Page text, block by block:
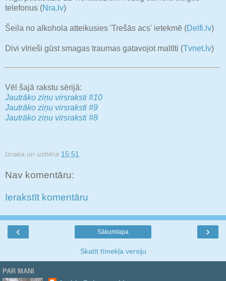
telefonus (Nra.lv)
Šeila no alkohola atteikusies 'Trešās acs' ietekmē (Delfi.lv)
Divi vīrieši gūst smagas traumas gatavojot maltīti (Tvnet.lv)
Vēl šajā rakstu sērijā:
Jautrāko ziņu virsraksti #10
Jautrāko ziņu virsraksti #9
Jautrāko ziņu virsraksti #8
Izraka un uzbēra 15:51
Nav komentāru:
Ierakstīt komentāru
‹ ›
Sākumlapa
Skatīt tīmekļa versiju
PAR MANI